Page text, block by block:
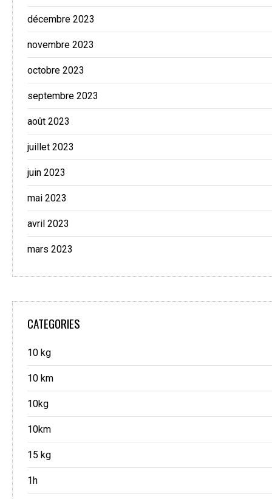
décembre 2023
novembre 2023
octobre 2023
septembre 2023
août 2023
juillet 2023
juin 2023
mai 2023
avril 2023
mars 2023
CATEGORIES
10 kg
10 km
10kg
10km
15 kg
1h